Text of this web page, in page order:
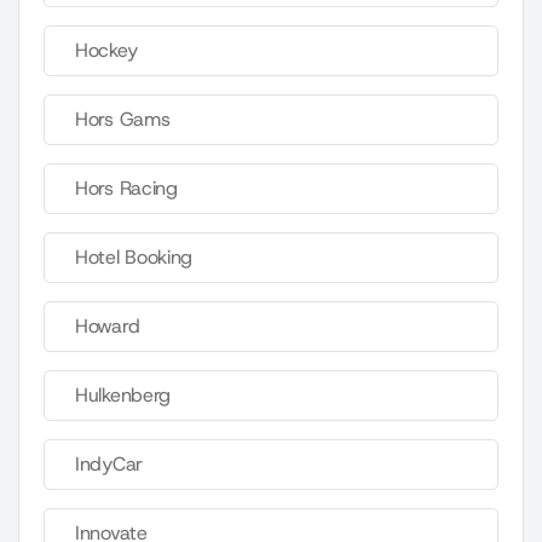
Hockey
Hors Gams
Hors Racing
Hotel Booking
Howard
Hulkenberg
IndyCar
Innovate